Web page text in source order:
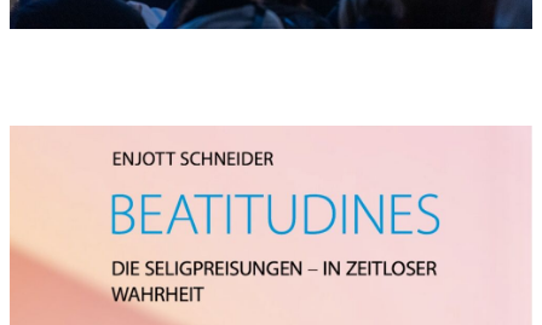
Nr. 14 SELIG, DIE FRIEDEN STIFTEN…
Nr. 15 Interludium: BLUTZEUGEN UND MÄRTYRER – IN
Sopran- und Bariton-Solo: Die Blutzeugen, Märtyrer des
Chor: Requiem aeternam donna eis Domine.
Bariton: Titus Brandsma, Karmeliter-Pater
Sopran: geboren 1881 Niederlande, in Dachau gefoltert,
ermordet
Chor: am 26. Juli 1942
Bariton: Wolfgang Meier, Landwirt
Sopran: geboren 1878 Kreis Mühldorf, in Dachau gestorben